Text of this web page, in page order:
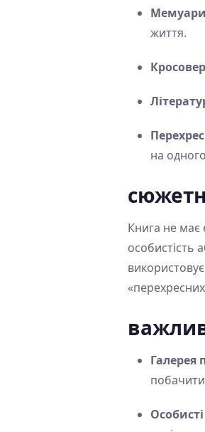
життя.
Кросовер
на
Книга не має
особистість
Галерея